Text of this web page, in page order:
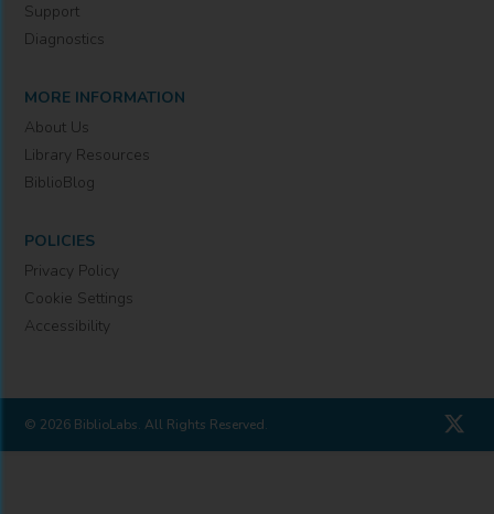
Support
Diagnostics
MORE INFORMATION
About Us
Library Resources
BiblioBlog
POLICIES
Privacy Policy
Cookie Settings
Accessibility
© 2026 BiblioLabs. All Rights Reserved.